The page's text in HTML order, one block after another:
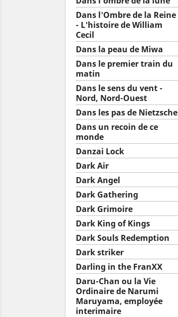
Dans l'Ombre de la Reine
- L'histoire de William
Cecil
Dans la peau de Miwa
Dans le premier train du
matin
Dans le sens du vent -
Nord, Nord-Ouest
Dans les pas de Nietzsche
Dans un recoin de ce
monde
Danzai Lock
Dark Air
Dark Angel
Dark Gathering
Dark Grimoire
Dark King of Kings
Dark Souls Redemption
Dark striker
Darling in the FranXX
Daru-Chan ou la Vie
Ordinaire de Narumi
Maruyama, employée
interimaire